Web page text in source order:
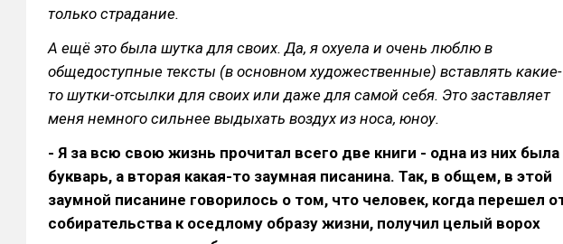
только страдание.
А ещё это была шутка для своих. Да, я охуела и очень люблю в
общедоступные тексты (в основном художественные) вставлять какие-
то шутки-отсылки для своих или даже для самой себя. Это заставляет
меня немного сильнее выдыхать воздух из носа, юноу.
- Я за всю свою жизнь прочитал всего две книги - одна из них была
букварь, а вторая какая-то заумная писанина. Так, в общем, в этой
заумной писанине говорилось о том, что человек, когда перешел
собирательства к оседлому образу жизни, получил целый ворох